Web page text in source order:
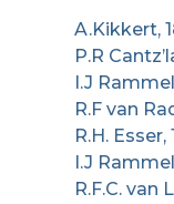
A.Kikkert,
P.R
I.J
R.F van
R.H. Esser,
I.J
R.F.C. van